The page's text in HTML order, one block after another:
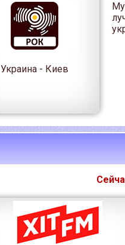
Украина - Киев